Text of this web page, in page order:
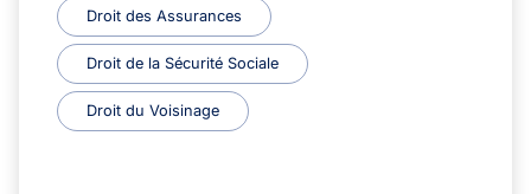
Droit des Assurances
Droit de la Sécurité Sociale
Droit du Voisinage